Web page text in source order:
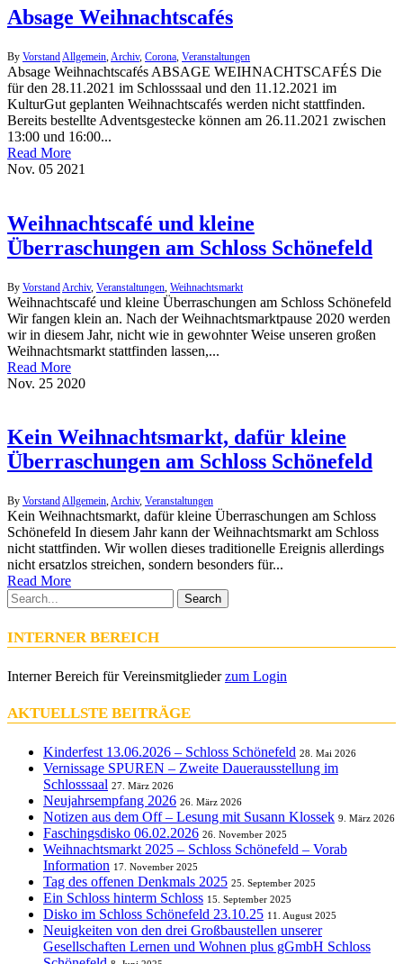
Absage Weihnachtscafés
By Vorstand Allgemein Archiv, Corona Veranstaltungen
Absage Weihnachtscafés ABSAGE WEIHNACHTSCAFÉS Die
für den 28.11.2021 im Schlosssaal und den 11.12.2021 im
KulturGut geplanten Weihnachtscafés werden nicht stattfinden.
Bereits bestellte Adventsgestecke können am 26.11.2021 zwischen
13:00 und 16:00...
Read More
Nov. 05 2021
Weihnachtscafé und kleine
Überraschungen am Schloss Schönefeld
By Vorstand Archiv, Veranstaltungen Weihnachtsmarkt
Weihnachtscafé und kleine Überraschungen am Schloss Schönefeld
Wir fangen klein an. Nach der Weihnachtsmarktpause 2020 werden
wir in diesem Jahr, nicht wie in gewohnter Weise unseren großen
Weihnachtsmarkt stattfinden lassen,...
Read More
Nov. 25 2020
Kein Weihnachtsmarkt, dafür kleine
Überraschungen am Schloss Schönefeld
By VorstandAllgemein,Archiv, Veranstaltungen
Kein Weihnachtsmarkt, dafür kleine Überraschungen am Schloss
Schönefeld In diesem Jahr kann der Weihnachtsmarkt am Schloss
nicht stattfinden. Wir wollen dieses traditionelle Ereignis allerdings
nicht ersatzlos streichen, sondern besonders für...
Read More
Search
INTERNER BEREICH
Interner Bereich für Vereinsmitgliederzum Login
AKTUELLSTE BEITRÄGE
Kinderfest 13.06.2026 – Schloss Schönefeld 28. Mai 2026
Vernissage SPUREN – Zweite Dauerausstellung im
Schlosssaal 27. März 2026
Neujahrsempfang 2026 26. März 2026
Notizen aus dem Off – Lesung mit Susann Klossek 9. März 2026
Faschingsdisko 06.02.2026 26. November 2025
Weihnachtsmarkt 2025 – Schloss Schönefeld – Vorab
Information 17. November 2025
Tag des offenen Denkmals 2025 25. September 2025
Ein Schloss hinterm Schloss 15. September 2025
Disko im Schloss Schönefeld 23.10.25 11. August 2025
Neuigkeiten von den drei Großbaustellen unserer
Gesellschaften Lernen und Wohnen plus gGmbH Schloss